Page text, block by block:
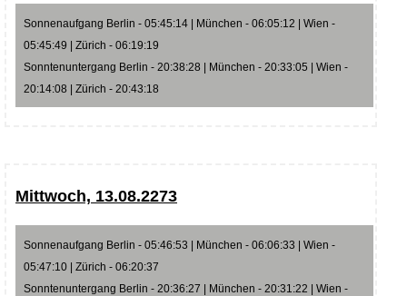
Sonnenaufgang Berlin - 05:45:14 | München - 06:05:12 | Wien -
05:45:49 | Zürich - 06:19:19
Sonntenuntergang Berlin - 20:38:28 | München - 20:33:05 | Wien -
20:14:08 | Zürich - 20:43:18
Mittwoch, 13.08.2273
Sonnenaufgang Berlin - 05:46:53 | München - 06:06:33 | Wien -
05:47:10 | Zürich - 06:20:37
Sonntenuntergang Berlin - 20:36:27 | München - 20:31:22 | Wien -